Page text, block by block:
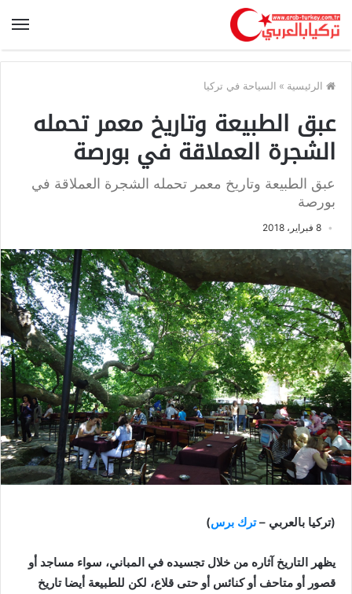
الرئيسية » السياحة في تركيا
عبق الطبيعة وتاريخ معمر تحمله
الشجرة العملاقة في بورصة
عبق الطبيعة وتاريخ معمر تحمله الشجرة العملاقة في
بورصة
8 فبراير، 2018
(تركيا بالعربي –ترك برس)
يظهر التاريخ آثاره من خلال تجسيده في المباني، سواء مساجد أو
قصور أو متاحف أو كنائس أو حتى قلاع، لكن للطبيعة أيضا تاريخ